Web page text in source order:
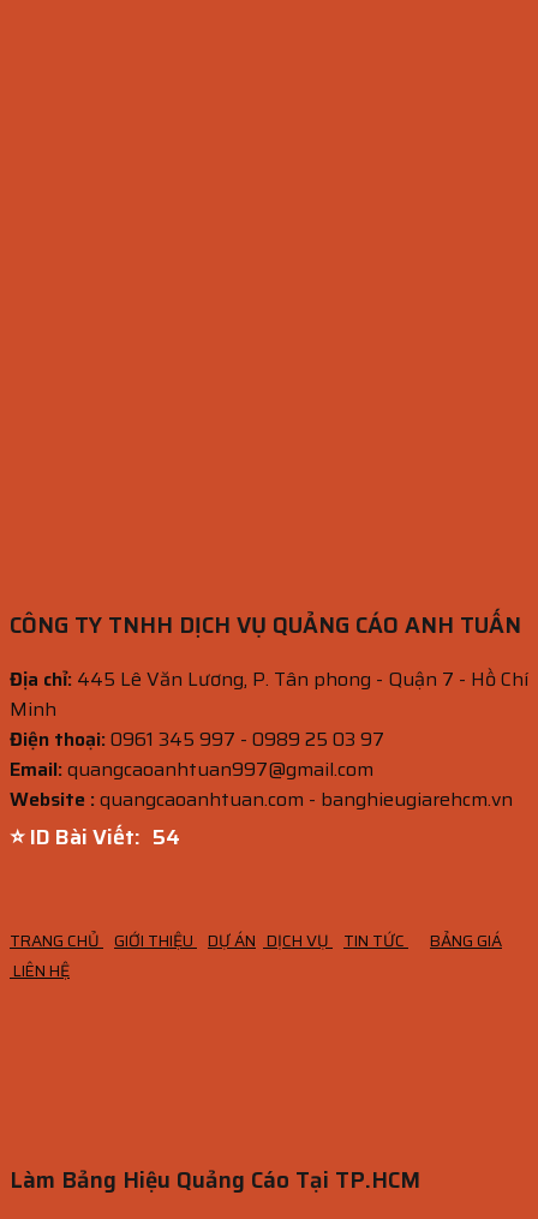
CÔNG TY TNHH DỊCH VỤ QUẢNG CÁO ANH TUẤN
Địa chỉ: 445 Lê Văn Lương, P. Tân phong - Quận 7 - Hồ Chí
Minh
Điện thoại:0961 345 997 - 0989 25 03 97
Email:quangcaoanhtuan997@gmail.com
Website :quangcaoanhtuan.com - banghieugiarehcm.vn
⭐ ID Bài Viết: 53
TRANG CHỦ GIỚI THIỆU DỰ ÁN DỊCH VỤ TIN TỨC
BẢNG GIÁ
LIÊN HỆ
Làm Bảng Hiệu Quảng Cáo Tại TP.HCM